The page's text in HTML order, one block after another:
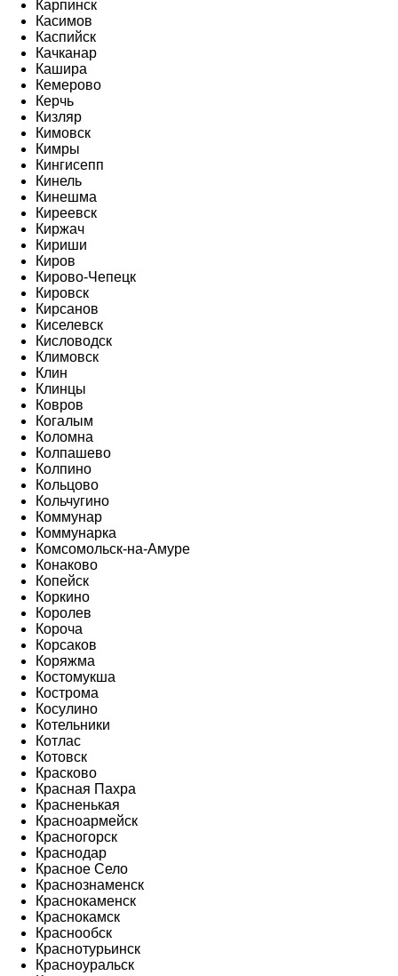
Карпинск
Касимов
Каспийск
Качканар
Кашира
Кемерово
Керчь
Кизляр
Кимовск
Кимры
Кингисепп
Кинель
Кинешма
Киреевск
Киржач
Кириши
Киров
Кирово-Чепецк
Кировск
Кирсанов
Киселевск
Кисловодск
Климовск
Клин
Клинцы
Ковров
Когалым
Коломна
Колпашево
Колпино
Кольцово
Кольчугино
Коммунар
Коммунарка
Комсомольск-на-Амуре
Конаково
Копейск
Коркино
Королев
Короча
Корсаков
Коряжма
Костомукша
Кострома
Косулино
Котельники
Котлас
Котовск
Красково
Красная Пахра
Красненькая
Красноармейск
Красногорск
Краснодар
Красное Село
Краснознаменск
Краснокаменск
Краснокамск
Краснообск
Краснотурьинск
Красноуральск